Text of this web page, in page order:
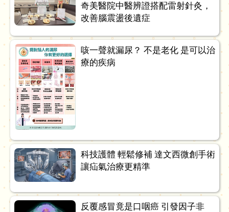
奇美醫院中醫辨證搭配雷射針灸，
改善腦震盪後遺症
咳一聲就漏尿？ 不是老化 是可以治
療的疾病
科技護體 輕鬆修補 達文西微創手術
讓疝氣治療更精準
反覆感冒竟是口咽癌 引發因子非